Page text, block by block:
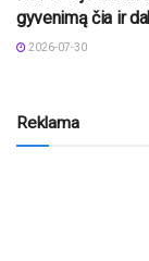
gyvenimą čia ir
2026-07-30
Reklama